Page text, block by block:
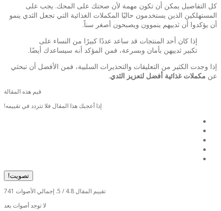
كل التفاصيل يمكن أن تكون مهمة لأن صحتك على المحك. يجب على
المستهلكين الذين يستخدمون حاليًا المكملات الغذائية التي تجعل الثدي ينمو
أن يؤكدوا أن ثدييهم ينموون ويصبحون أصغر سناً.
إذا كان أحد المنتجات قد ساعد عددًا كبيرًا من النساء على
تكبير ثدييهن بأمان وبسرعة، فمن المؤكد أنه سيساعدك أيضًا.
إذا وجدت الكثير من التعليقات والتحذيرات السلبية، فمن الأفضل أن تبحثي
عن مكملات غذائية أفضل لتعزيز الثدي.
قيم هذه المقالة
إذا أعجبك هذا المقال فلا تتردد في تقييمه!
تصويت!
تقييم المقال 4.8 / 5. إجمالي الأصوات
741
لا توجد أصوات بعد